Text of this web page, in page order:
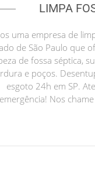
LIMPA
uma empresa de
de São Paulo que
de fossa séptica,
e poços.
esgoto 24h em SP.
emergência! Nos